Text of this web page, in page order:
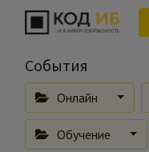
События
Онлайн
Обучение